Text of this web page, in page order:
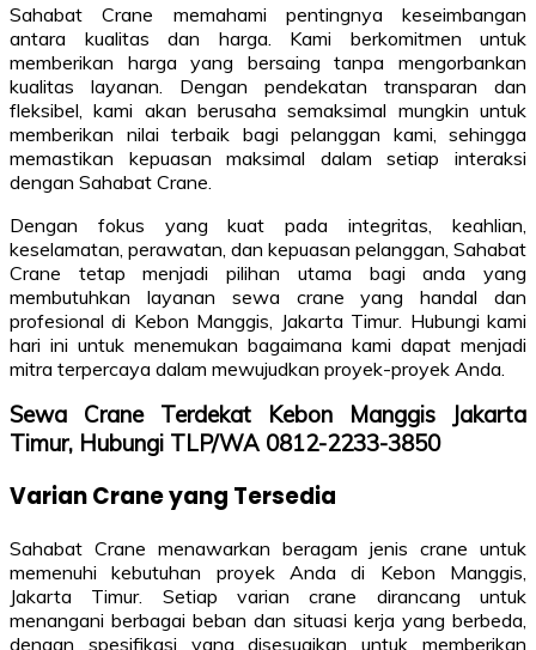
Sahabat Crane memahami pentingnya keseimbangan
antara kualitas dan harga. Kami berkomitmen untuk
memberikan harga yang bersaing tanpa mengorbankan
kualitas layanan. Dengan pendekatan transparan dan
fleksibel, kami akan berusaha semaksimal mungkin untuk
memberikan nilai terbaik bagi pelanggan kami, sehingga
memastikan kepuasan maksimal dalam setiap interaksi
dengan Sahabat Crane.
Dengan fokus yang kuat pada integritas, keahlian,
keselamatan, perawatan, dan kepuasan pelanggan, Sahabat
Crane tetap menjadi pilihan utama bagi anda yang
membutuhkan layanan sewa crane yang handal dan
profesional di Kebon Manggis, Jakarta Timur. Hubungi kami
hari ini untuk menemukan bagaimana kami dapat menjadi
mitra terpercaya dalam mewujudkan proyek-proyek Anda.
Sewa Crane Terdekat Kebon Manggis Jakarta
Timur, Hubungi TLP/WA 0812-2233-3850
Varian Crane yang Tersedia
Sahabat Crane menawarkan beragam jenis crane untuk
memenuhi kebutuhan proyek Anda di Kebon Manggis,
Jakarta Timur. Setiap varian crane dirancang untuk
menangani berbagai beban dan situasi kerja yang berbeda,
dengan spesifikasi yang disesuaikan untuk memberikan